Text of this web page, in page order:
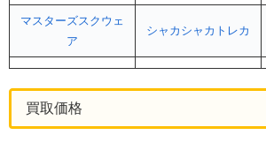
マスターズスクウェ
ア
シャカシャカトレカ
買取価格